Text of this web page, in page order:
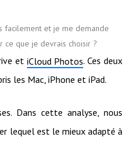
facilement et je me demande
ce que je devrais choisir ?
etiCloud Photos. Ces deux
les Mac, iPhone et iPad.
Dans cette analyse, nous
lequel est le mieux adapté à